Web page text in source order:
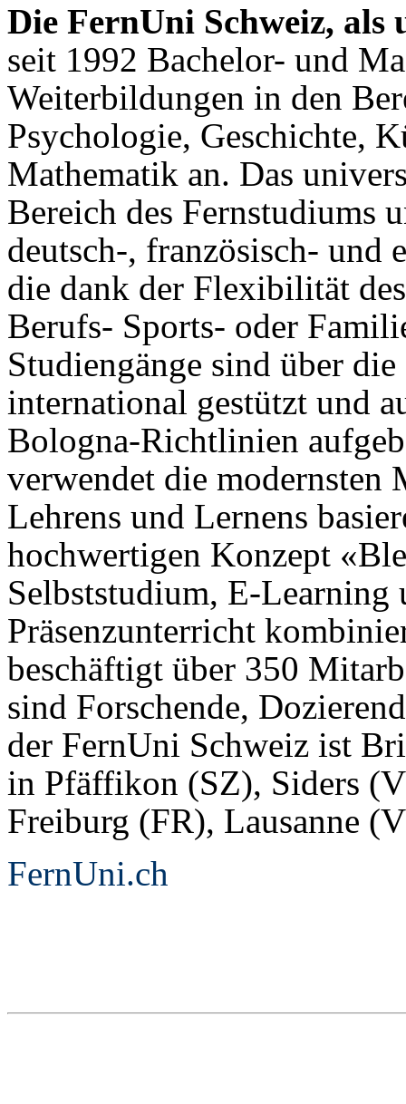
Die FernUni Schweiz,
seit 1992 Bachelor- und
Weiterbildungen in den
Psychologie, Geschichte,
Mathematik an. Das
Bereich des Fernstudiums
deutsch-, französisch- und
die dank der Flexibilität
Berufs- Sports- oder
Studiengänge sind über
international gestützt und
Bologna-Richtlinien
verwendet die modernsten
Lehrens und Lernens
hochwertigen Konzept
Selbststudium, E-Learning
Präsenzunterricht
beschäftigt über 350
sind Forschende,
der FernUni Schweiz ist
in Pfäffikon (SZ), Siders
Freiburg (FR), Lausanne
FernUni.ch